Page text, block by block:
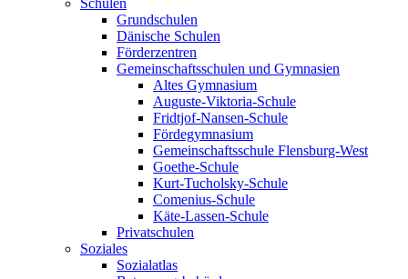
Schulen
Grundschulen
Dänische Schulen
Förderzentren
Gemeinschaftsschulen und Gymnasien
Altes Gymnasium
Auguste-Viktoria-Schule
Fridtjof-Nansen-Schule
Fördegymnasium
Gemeinschaftsschule Flensburg-West
Goethe-Schule
Kurt-Tucholsky-Schule
Comenius-Schule
Käte-Lassen-Schule
Privatschulen
Soziales
Sozialatlas